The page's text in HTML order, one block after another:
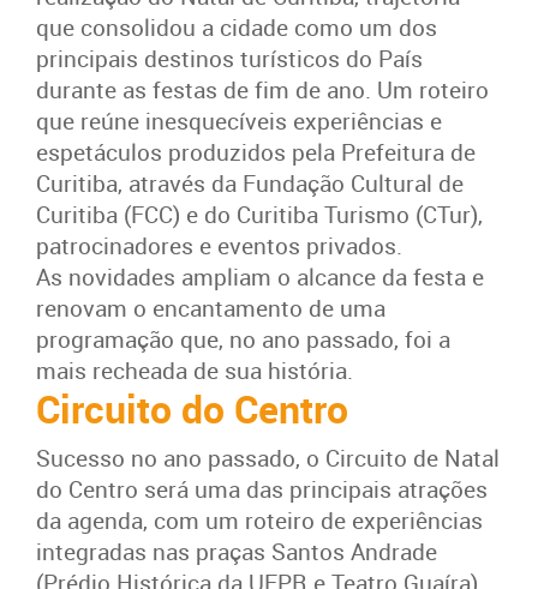
que consolidou a cidade como um dos
principais destinos turísticos do País
durante as festas de fim de ano. Um roteiro
que reúne inesquecíveis experiências e
espetáculos produzidos pela Prefeitura de
Curitiba, através da Fundação Cultural de
Curitiba (FCC) e do Curitiba Turismo (CTur),
patrocinadores e eventos privados.
As novidades ampliam o alcance da festa e
renovam o encantamento de uma
programação que, no ano passado, foi a
mais recheada de sua história.
Circuito do Centro
Sucesso no ano passado, o Circuito de Natal
do Centro será uma das principais atrações
da agenda, com um roteiro de experiências
integradas nas praças Santos Andrade
(Prédio Histórica da UFPR e Teatro Guaíra),